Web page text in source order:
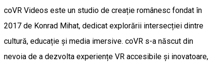
coVR Videos este un studio de creație românesc fondat în
2017 de Konrad Mihat, dedicat explorării intersecției dintre
cultură, educație și media imersive. coVR s-a născut din
nevoia de a dezvolta experiențe VR accesibile și inovatoare,